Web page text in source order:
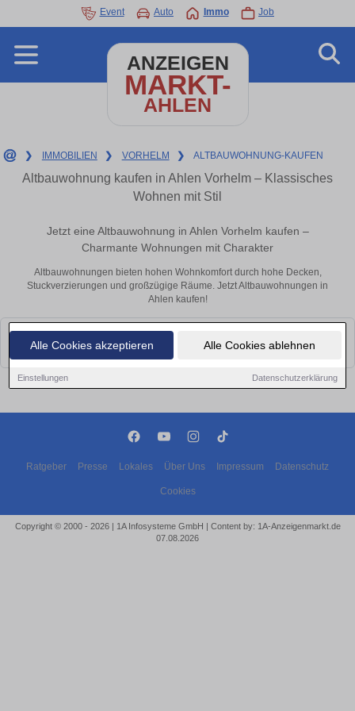
Alle Cookies akzeptieren Alle Cookies ablehnen
Einstellungen Datenschutzerklärung
Event Auto Immo Job
ANZEIGEN
MARKT-
AHLEN
❯ IMMOBILIEN ❯ VORHELM ❯ ALTBAUWOHNUNG-KAUFEN
Altbauwohnung kaufen in Ahlen Vorhelm – Klassisches
Wohnen mit Stil
Jetzt eine Altbauwohnung in Ahlen Vorhelm kaufen –
Charmante Wohnungen mit Charakter
Altbauwohnungen bieten hohen Wohnkomfort durch hohe Decken,
Stuckverzierungen und großzügige Räume. Jetzt Altbauwohnungen in
Ahlen kaufen!
Leider konnten wir derzeit keine passenden Objekte finden. Schauen Sie
bald wieder vorbei!
Ratgeber Presse Lokales Über Uns Impressum Datenschutz
Cookies
Copyright © 2000 - 2026 | 1A Infosysteme GmbH | Content by: 1A-Anzeigenmarkt.de
07.08.2026